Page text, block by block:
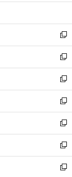
開
ン
ウ
で
開
く
ウ
ン
ド
ウ
で
開
く
新
し
い
ウ
ィ
ン
ド
ウ
で
開
く
新
し
い
ウ
ィ
ン
ド
ウ
で
開
く
新
し
い
ウ
ィ
ン
ド
ウ
で
新
し
い
ウ
ィ
ン
ド
新
し
い
ウ
ィ
新
し
い
新